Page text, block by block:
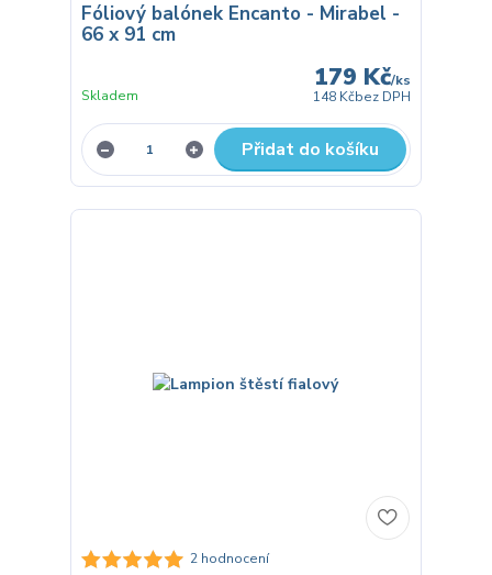
Fóliový balónek Encanto - Mirabel -
66 x 91 cm
179 Kč/ks
148 Kčbez DPH
Skladem
Přidat do košíku
2 hodnocení